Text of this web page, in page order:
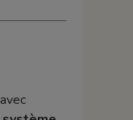
avec